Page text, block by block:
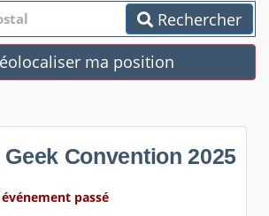
Rechercher
ma position
Convention 2025
passé